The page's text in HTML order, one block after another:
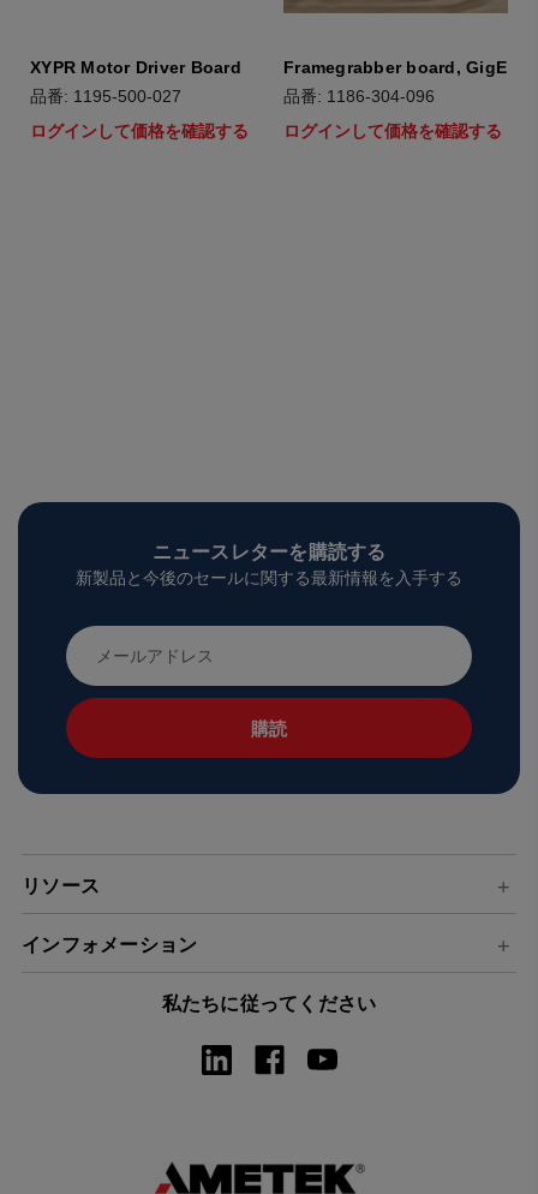
XYPR Motor Driver Board
品番: 1195-500-027
ログインして価格を確認する
Framegrabber board, GigE
品番: 1186-304-096
ログインして価格を確認する
ニュースレターを購読する
新製品と今後のセールに関する最新情報を入手する
メ
ー
ル
ア
ド
リソース
インフォメーション
私たちに従ってください